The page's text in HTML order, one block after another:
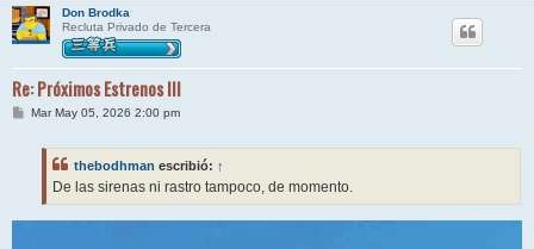
Don Brodka
Recluta Privado de Tercera
Re: Próximos Estrenos III
MMar May 05, 2026 2:00 pm
thebodhman escribió: ↑
De las sirenas ni rastro tampoco, de momento.